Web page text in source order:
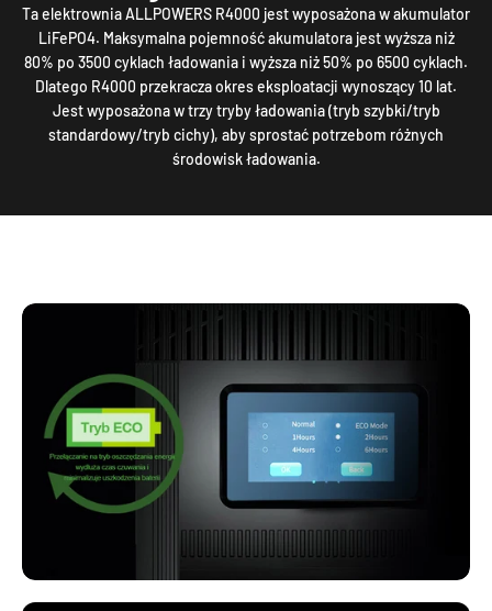
Ta elektrownia ALLPOWERS R4000 jest wyposażona w akumulator
LiFePO4. Maksymalna pojemność akumulatora jest wyższa niż
80% po 3500 cyklach ładowania i wyższa niż 50% po 6500 cyklach.
Dlatego R4000 przekracza okres eksploatacji wynoszący 10 lat.
Jest wyposażona w trzy tryby ładowania (tryb szybki/tryb
standardowy/tryb cichy), aby sprostać potrzebom różnych
środowisk ładowania.